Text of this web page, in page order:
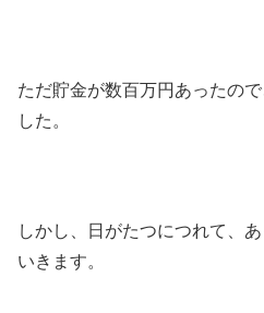
ただ貯金が数百万円あったの
した。
しかし、日がたつにつれて、
いきます。